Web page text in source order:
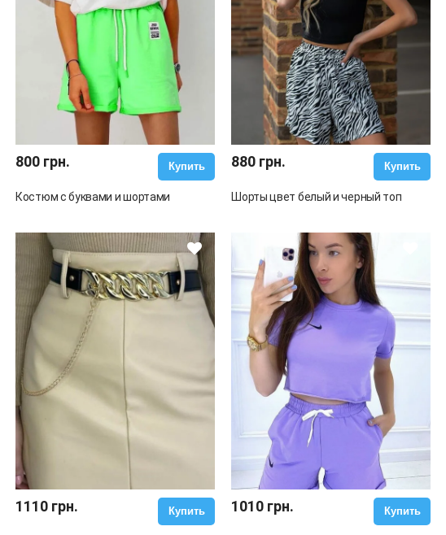
800 грн. Купить
Костюм с буквами и шортами
880 грн. Купить
Шорты цвет белый и черный топ
1110 грн. Купить 1010 грн. Купить